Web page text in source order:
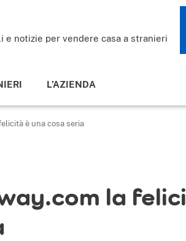
e notizie per vendere casa a stranieri
L’AZIENDA
è una cosa seria
la